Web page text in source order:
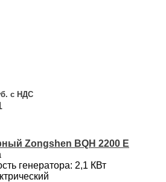
Zongshen BQH 2200 E
генератора: 2,1 КВт